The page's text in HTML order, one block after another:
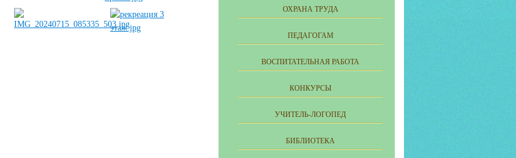
ОХРАНА ТРУДА
ПЕДАГОГАМ
ВОСПИТАТЕЛЬНАЯ РАБОТА
КОНКУРСЫ
УЧИТЕЛЬ-ЛОГОПЕД
БИБЛИОТЕКА